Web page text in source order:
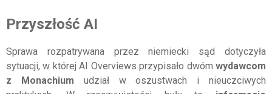
Przyszłość AI
Sprawa rozpatrywana przez niemiecki sąd dotyczyła
sytuacji, w której AI Overviews przypisało dwóm wydawcom
z Monachium udział w oszustwach i nieuczciwych